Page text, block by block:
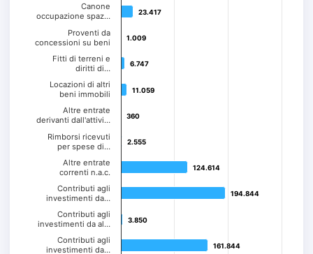
23.417
23.417
1.009
1.009
6.747
6.747
11.059
11.059
360
360
2.555
2.555
124.614
124.614
194.844
194.844
3.850
3.850
161.844
161.844
Canone
occupazione spaz…
Proventi da
concessioni su beni
Fitti di terreni e
diritti di…
Locazioni di altri
beni immobili
Altre entrate
derivanti dall'attivi…
Rimborsi ricevuti
per spese di…
Altre entrate
correnti n.a.c.
Contributi agli
investimenti da…
Contributi agli
investimenti da al…
Contributi agli
investimenti da…